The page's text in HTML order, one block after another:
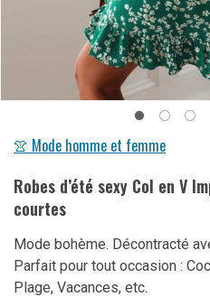
👚 Mode homme et femme
Robes d’été sexy Col en V
courtes
Mode bohème. Décontracté
Parfait pour tout occasion :
Plage, Vacances, etc.